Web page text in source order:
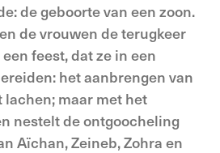
de geboorte van een zoon.
de vrouwen de terugkeer
feest, dat ze in een
het aanbrengen van
lachen; maar met het
nestelt de ontgoocheling
Aïchan, Zeineb, Zohra en